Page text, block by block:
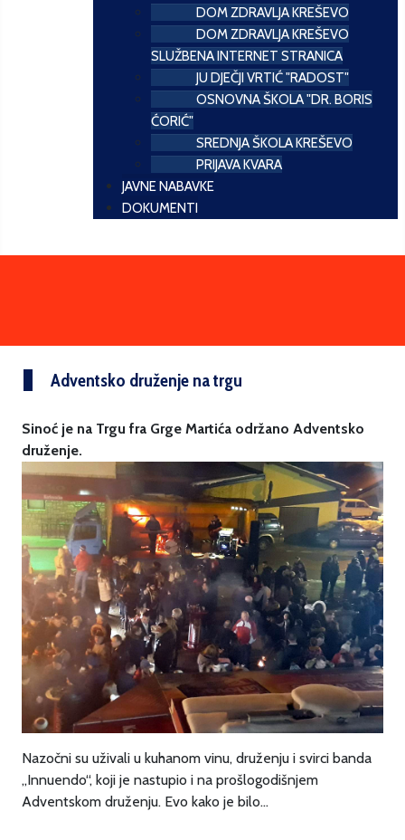
DOM ZDRAVLJA KREŠEVO
DOM ZDRAVLJA KREŠEVO
SLUŽBENA INTERNET STRANICA
JU DJEČJI VRTIĆ "RADOST"
OSNOVNA ŠKOLA "DR. BORIS
ĆORIĆ"
SREDNJA ŠKOLA KREŠEVO
PRIJAVA KVARA
JAVNE NABAVKE
DOKUMENTI
Adventsko druženje na trgu
Sinoć je na Trgu fra Grge Martića održano Adventsko
druženje.
Nazočni su uživali u kuhanom vinu, druženju i svirci banda
„Innuendo“, koji je nastupio i na prošlogodišnjem
Adventskom druženju. Evo kako je bilo…